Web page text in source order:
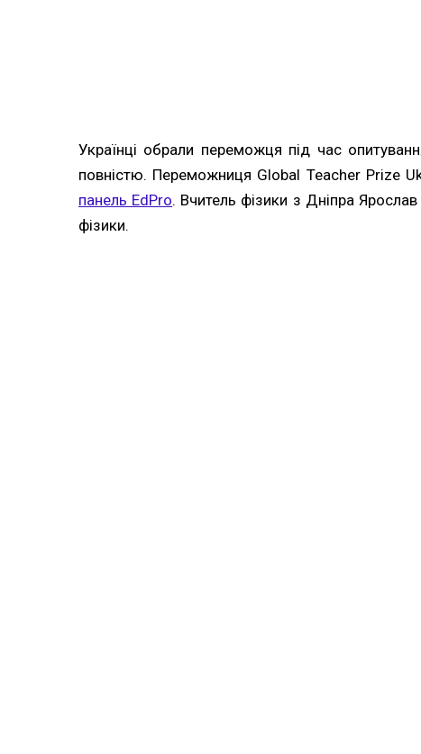
Українці обрали переможця під час
повністю. Переможниця Global Teacher Prize
панель EdPro. Вчитель фізики з Дніпра
фізики.